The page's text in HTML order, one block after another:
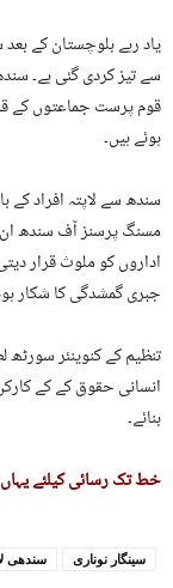
یاد رہے بلوچستان کے
سے تیز کردی گئی ہے۔
قوم پرست جماعتوں کے
ہوئے ہیں۔
سندھ سے لاپتہ افراد کے
مسنگ پرسنز آف سندھ
اداروں کو ملوث قرار
جبری گمشدگی کا شکار
تنظیم کے کنوینئر سورٹھ
انسانی حقوق کے کے
بنائے۔
خط تک رسائی کیلئے
سندھی سینگار نوناری